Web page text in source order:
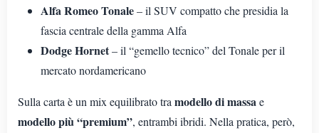
Alfa Romeo Tonale– il SUV compatto che presidia la
fascia centrale della gamma Alfa
Dodge Hornet– il “gemello tecnico” del Tonale per il
mercato nordamericano
Sulla carta è un mix equilibrato tra modello di massae
modello più “premium”, entrambi ibridi. Nella pratica, però,